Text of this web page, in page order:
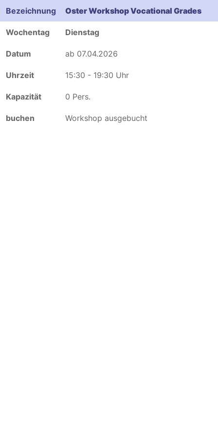
Oster Workshop Vocational Grades
Dienstag
ab 07.04.2026
15:30 - 19:30 Uhr
0 Pers.
Workshop ausgebucht